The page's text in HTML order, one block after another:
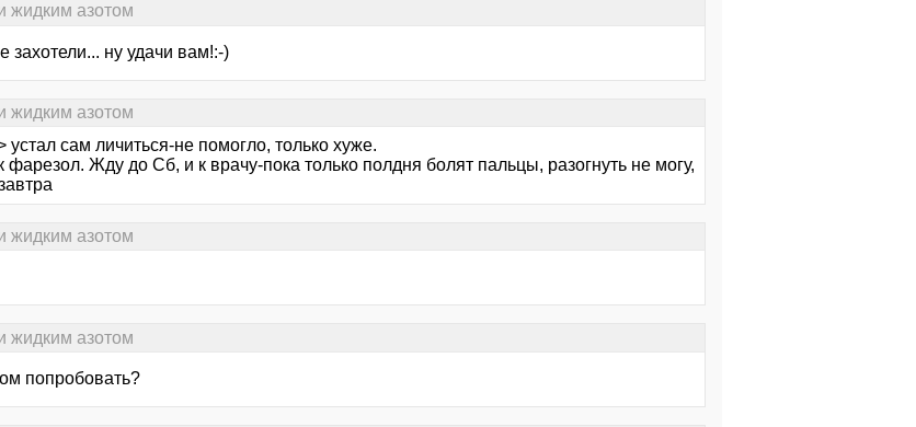
жидким азотом
захотели... ну удачи вам!:-)
жидким азотом
устал сам личиться-не помогло, только хуже.
фарезол. Жду до Сб, и к врачу-пока только полдня болят пальцы, разогнуть не могу,
жидким азотом
жидким азотом
попробовать?